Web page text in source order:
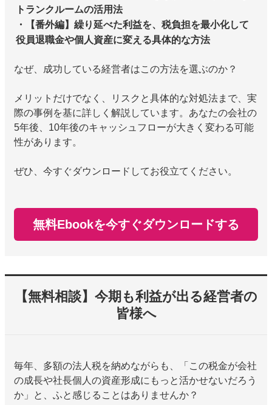
トランクルームの活用法
・【番外編】繰り延べた利益を、税負担を最小化して
役員退職金や個人資産に変える具体的な方法
なぜ、成功している経営者はこの方法を選ぶのか？
メリットだけでなく、リスクと具体的な対処法まで、実
際の事例を基に詳しく解説しています。あなたの会社の
5年後、10年後のキャッシュフローが大きく変わる可能
性があります。
ぜひ、今すぐダウンロードしてお役立てください。
無料Ebookを今すぐダウンロードする
【無料相談】今期も利益が出る経営者の
皆様へ
毎年、多額の法人税を納めながらも、「この税金が会社
の成長や社長個人の資産形成にもっと活かせないだろう
か」と、ふと感じることはありませんか？